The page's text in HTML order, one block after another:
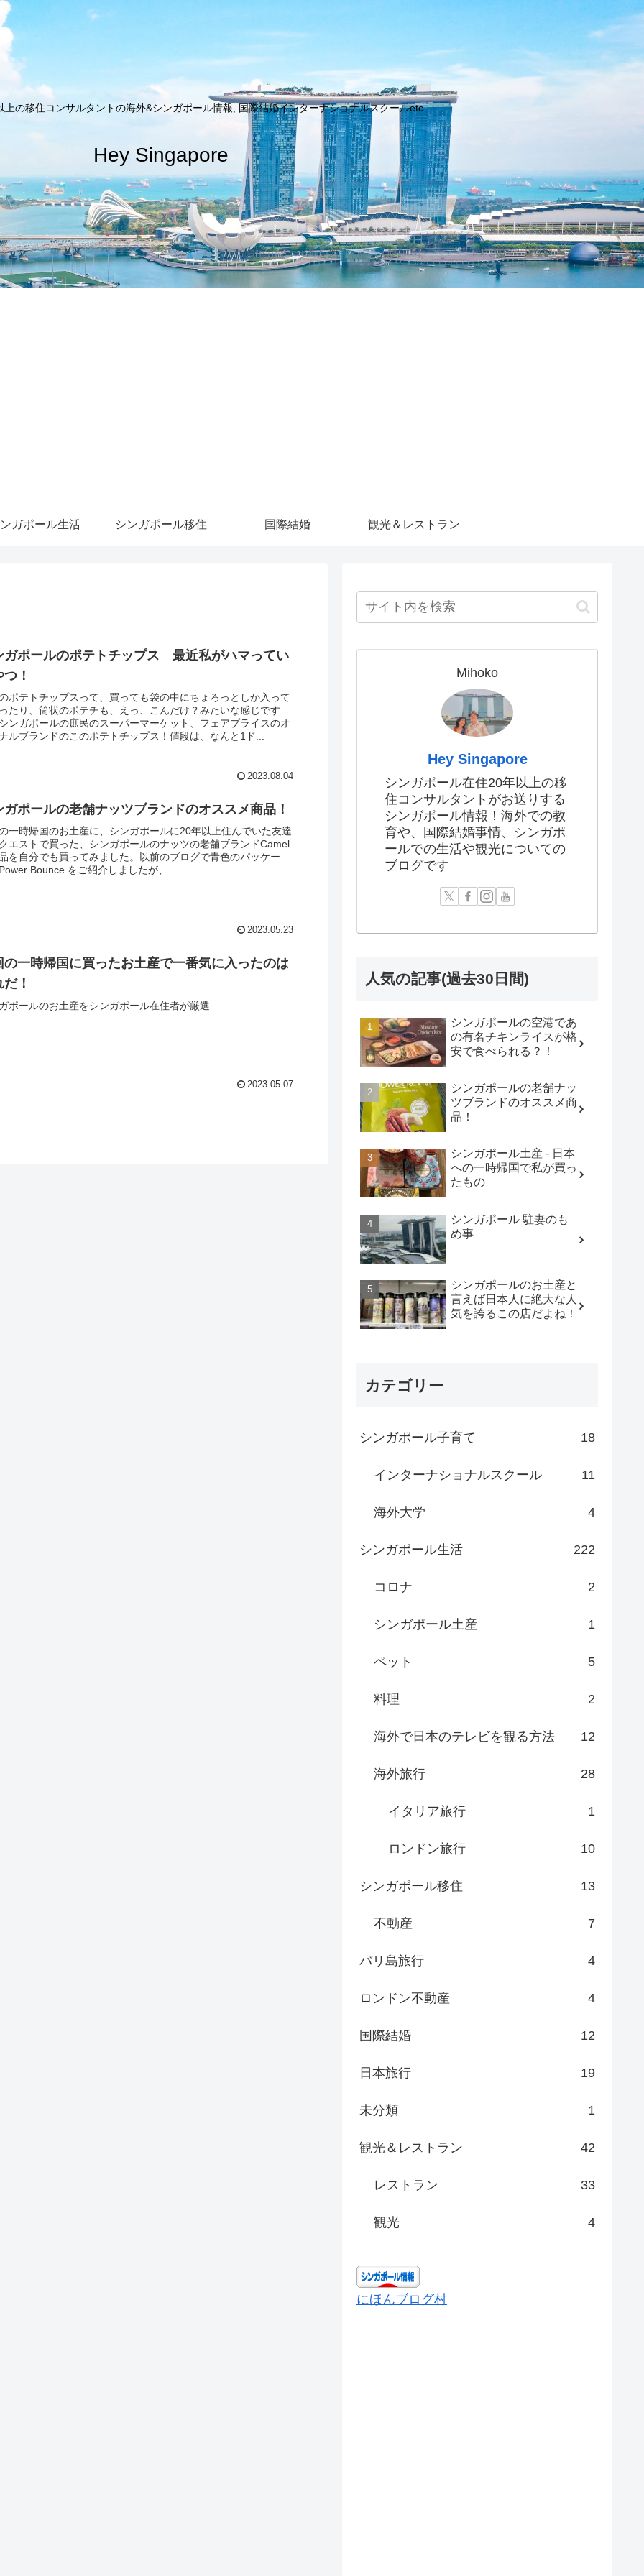
上の移住コンサルタントの海外&シンガポール情報, 国際結婚インターナショナルスクールetc..
Hey Singapore
ガポール生活 シンガポール移住 国際結婚 観光＆レストラン
ガポールのポテトチップス 最近私がハマってい
！
ポテトチップスって、買っても袋の中にちょろっとしか入って
たり、筒状のポテチも、えっ、こんだけ？みたいな感じです
ンガポールの庶民のスーパーマーケット、フェアプライスのオ
ルブランドのこのポテトチップス！値段は、なんと1ド...
2023.08.04
ガポールの老舗ナッツブランドのオススメ商品！
一時帰国のお土産に、シンガポールに20年以上住んでいた友達
エストで買った、シンガポールのナッツの老舗ブランドCamel
を自分でも買ってみました。以前のブログで青色のパッケー
Bounce をご紹介しましたが、...
2023.05.23
の一時帰国に買ったお土産で一番気に入ったのは
！
ポールのお土産をシンガポール在住者が厳選
2023.05.07
Mihoko
Hey Singapore
シンガポール在住20年以上の移
住コンサルタントがお送りする
シンガポール情報！海外での教
育や、国際結婚事情、シンガポ
ールでの生活や観光についての
ブログです
人気の記事(過去30日間)
シンガポールの空港であ
の有名チキンライスが格
安で食べられる？！
シンガポールの老舗ナッ
ツブランドのオススメ商
品！
シンガポール土産 - 日本
への一時帰国で私が買っ
たもの
シンガポール 駐妻のも
め事
シンガポールのお土産と
言えば日本人に絶大な人
気を誇るこの店だよね！
カテゴリー
シンガポール子育て 18
インターナショナルスクール 11
海外大学 4
シンガポール生活 222
コロナ 2
シンガポール土産 1
ペット 5
料理 2
海外で日本のテレビを観る方法 12
海外旅行 28
イタリア旅行 1
ロンドン旅行 10
シンガポール移住 13
不動産 7
バリ島旅行 4
ロンドン不動産 4
国際結婚 12
日本旅行 19
未分類 1
観光＆レストラン 42
レストラン 33
観光 4
にほんブログ村